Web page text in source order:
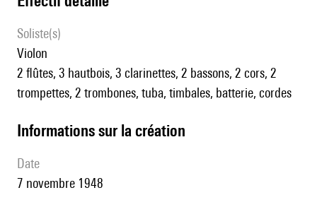
Soliste(s)
violon
2 flûtes, 3 hautbois, 3 clarinettes, 2 bassons, 2 cors, 2
trompettes, 2 trombones, tuba, timbales, batterie, cordes
informations sur la création
date
7 novembre 1948